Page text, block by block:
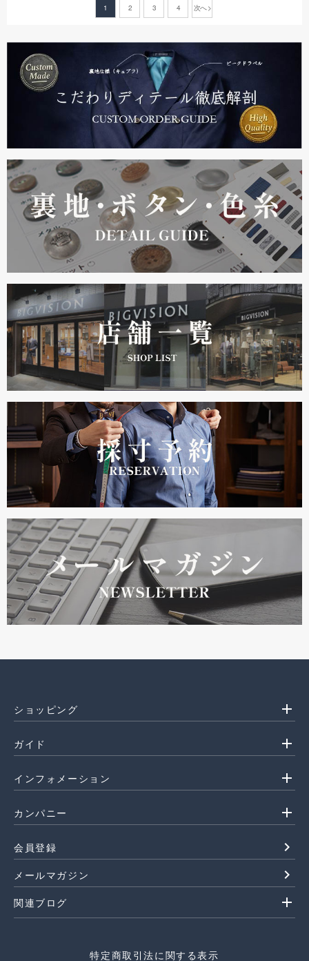
1 2 3 4 次へ >
ショッピング add
ガイド add
インフォメーション add
カンパニー add
会員登録 navigate_next
メールマガジン navigate_next
関連ブログ add
特定商取引法に関する表示